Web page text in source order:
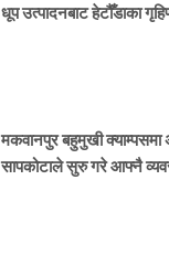
धूप उत्पादनबाट हेटौँडाका
मकवानपुर बहुमुखी
सापकोटाले सुरु गरे आफ्नै